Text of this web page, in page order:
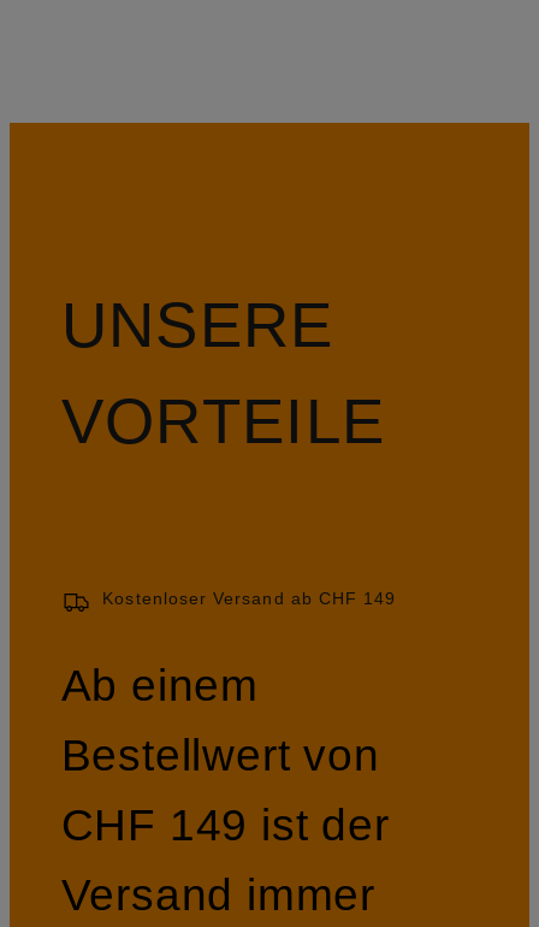
UNSERE
VORTEILE
Kostenloser Versand ab CHF 149
Ab einem
Bestellwert von
CHF 149 ist der
Versand immer